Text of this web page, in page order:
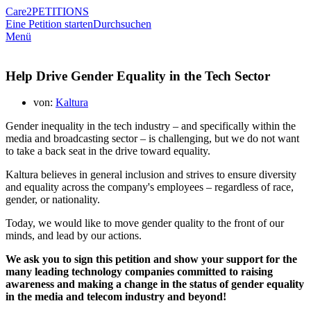
Care2PETITIONS
Eine Petition startenDurchsuchen
Menü
Help Drive Gender Equality in the Tech Sector
von: Kaltura
Gender inequality in the tech industry – and specifically within the
media and broadcasting sector – is challenging, but we do not want
to take a back seat in the drive toward equality.
Kaltura believes in general inclusion and strives to ensure diversity
and equality across the company's employees – regardless of race,
gender, or nationality.
Today, we would like to move gender quality to the front of our
minds, and lead by our actions.
We ask you to sign this petition and show your support for the
many leading technology companies committed to raising
awareness and making a change in the status of gender equality
in the media and telecom industry and beyond!